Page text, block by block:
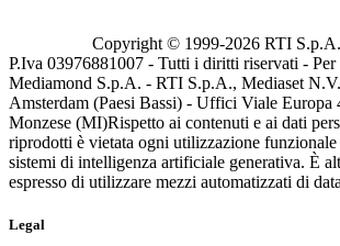
Copyright © 1999-2026 RTI
P.Iva 03976881007 - Tutti i diritti riservati -
Mediamond S.p.A. - RTI S.p.A., Mediaset
Amsterdam (Paesi Bassi) - Uffici Viale Europa
Monzese (MI)Rispetto ai contenuti e ai dati
riprodotti è vietata ogni utilizzazione funzionale
sistemi di intelligenza artificiale generativa. È
espresso di utilizzare mezzi automatizzati di
Legal